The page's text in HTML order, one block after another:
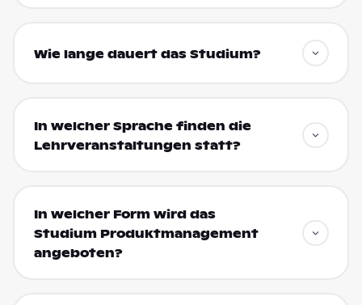
Wie lange dauert das Studium?
In welcher Sprache finden die
Lehrveranstaltungen statt?
In welcher Form wird das
Studium Produktmanagement
angeboten?